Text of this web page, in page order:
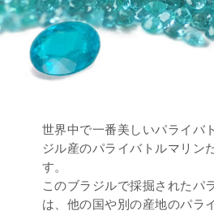
世界中で一番美しいパライバ
ジル産のパライバトルマリン
す。
このブラジルで採掘されたパ
は、他の国や別の産地のパラ